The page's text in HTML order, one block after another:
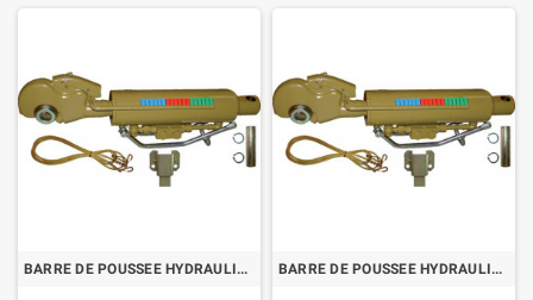
BARRE DE POUSSEE HYDRAULIQUE SANS CHAPE-CROCHET LG 600-785 CAT3/2 BARRE DE POUSSEE HYDRAULIQUE SANS CHAPE-CROCHET LG 625-810 CAT3